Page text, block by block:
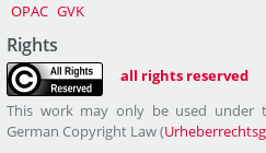
OPAC GVK
Rights
all rights reserved
This work may only be used under
German Copyright Law (